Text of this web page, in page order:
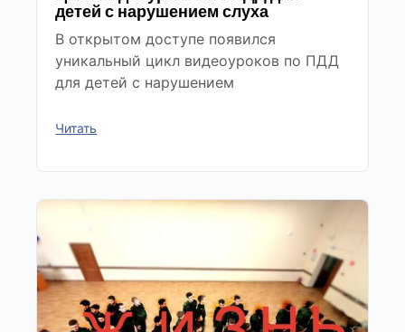
детей с нарушением слуха
В открытом доступе появился
уникальный цикл видеоуроков по ПДД
для детей с нарушением
Читать